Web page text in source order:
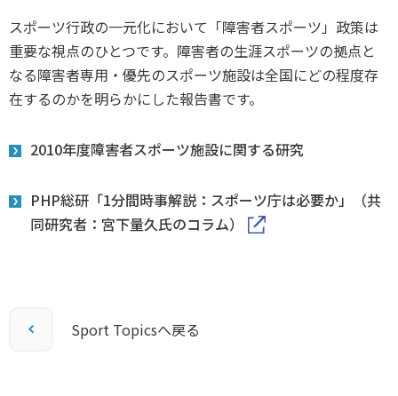
スポーツ行政の一元化において「障害者スポーツ」政策は
重要な視点のひとつです。障害者の生涯スポーツの拠点と
なる障害者専用・優先のスポーツ施設は全国にどの程度存
在するのかを明らかにした報告書です。
2010年度障害者スポーツ施設に関する研究
PHP総研「1分間時事解説：スポーツ庁は必要か」（共
同研究者：宮下量久氏のコラム）
Sport Topicsへ戻る